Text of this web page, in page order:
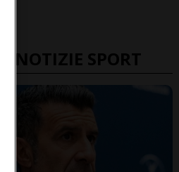
NOTIZIE SPORT